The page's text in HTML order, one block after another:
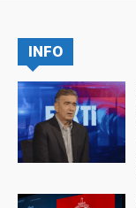
INFO